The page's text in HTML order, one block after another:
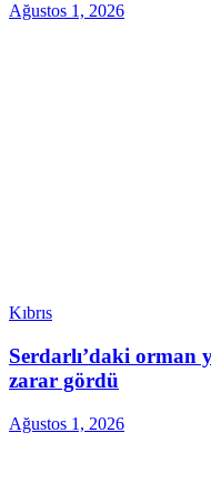
Ağustos 1, 2026
Kıbrıs
Serdarlı’daki orman
zarar gördü
Ağustos 1, 2026